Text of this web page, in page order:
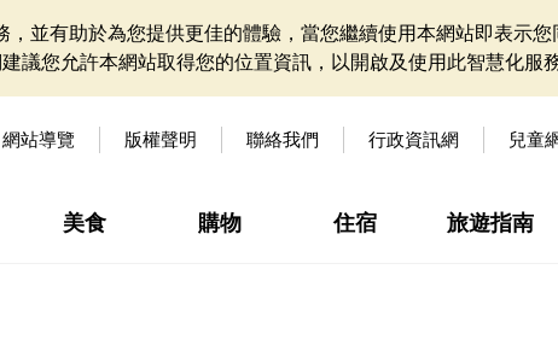
並有助於為您提供更佳的體驗，當您繼續使用本網站即表示您
議您允許本網站取得您的位置資訊，以開啟及使用此智慧化服務
網站導覽 版權聲明 聯絡我們 行政資訊網 兒童
美食 購物 住宿 旅遊指南